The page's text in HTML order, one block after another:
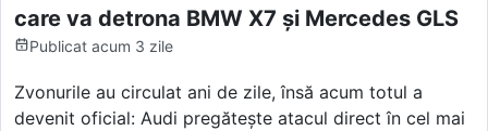
care va detrona BMW X7 și Mercedes GLS
Publicat acum 3 zile
Zvonurile au circulat ani de zile, însă acum totul a
devenit oficial: Audi pregătește atacul direct în cel mai